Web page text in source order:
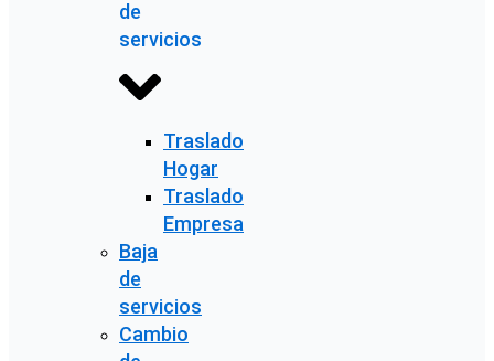
de
servicios
Traslado
Hogar
Traslado
Empresa
Baja
de
servicios
Cambio